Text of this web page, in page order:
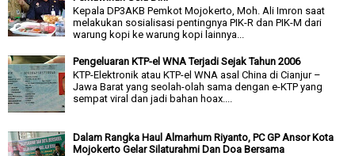
Kepala DP3AKB Pemkot Mojokerto, Moh. Ali Imron saat
melakukan sosialisasi pentingnya PIK-R dan PIK-M dari
warung kopi ke warung kopi lainnya...
Pengeluaran KTP-el WNA Terjadi Sejak Tahun 2006
KTP-Elektronik atau KTP-el WNA asal China di Cianjur –
Jawa Barat yang seolah-olah sama dengan e-KTP yang
sempat viral dan jadi bahan hoax....
Dalam Rangka Haul Almarhum Riyanto, PC GP Ansor Kota
Mojokerto Gelar Silaturahmi Dan Doa Bersama